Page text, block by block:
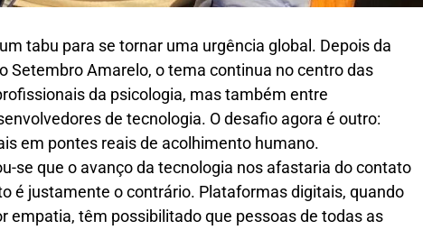
tabu para se tornar uma urgência global. Depois da
Setembro Amarelo, o tema continua no centro das
da psicologia, mas também entre
de tecnologia. O desafio agora é outro:
em pontes reais de acolhimento humano.
se que o avanço da tecnologia nos afastaria do contato
é justamente o contrário. Plataformas digitais, quando
empatia, têm possibilitado que pessoas de todas as